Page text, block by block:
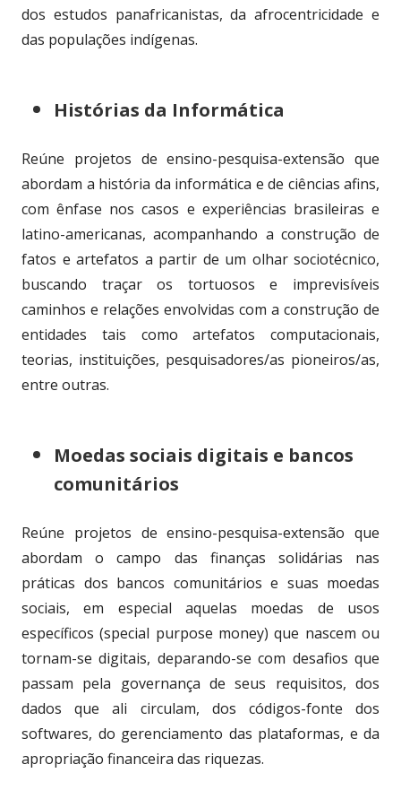
dos estudos panafricanistas, da afrocentricidade e
das populações indígenas.
Histórias da Informática
Reúne projetos de ensino-pesquisa-extensão que
abordam a história da informática e de ciências afins,
com ênfase nos casos e experiências brasileiras e
latino-americanas, acompanhando a construção de
fatos e artefatos a partir de um olhar sociotécnico,
buscando traçar os tortuosos e imprevisíveis
caminhos e relações envolvidas com a construção de
entidades tais como artefatos computacionais,
teorias, instituições, pesquisadores/as pioneiros/as,
entre outras.
Moedas sociais digitais e bancos
comunitários
Reúne projetos de ensino-pesquisa-extensão que
abordam o campo das finanças solidárias nas
práticas dos bancos comunitários e suas moedas
sociais, em especial aquelas moedas de usos
específicos (special purpose money) que nascem ou
tornam-se digitais, deparando-se com desafios que
passam pela governança de seus requisitos, dos
dados que ali circulam, dos códigos-fonte dos
softwares, do gerenciamento das plataformas, e da
apropriação financeira das riquezas.